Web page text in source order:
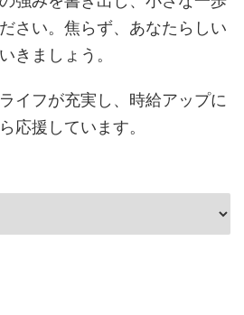
さい。焦らず、あなたらしい
きましょう。
イフが充実し、時給アップに
応援しています。